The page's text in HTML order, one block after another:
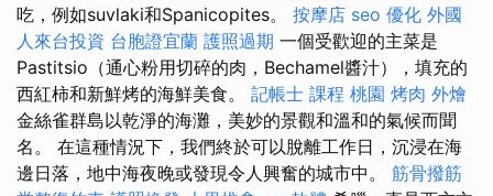
吃，例如suvlaki和Spanicopites。 按摩店 seo 優化 外國
人來台投資 台胞證宜蘭 護照過期 一個受歡迎的主菜是
Pastitsio（通心粉用切碎的肉，Bechamel醬汁），填充的
西紅柿和新鮮烤的海鮮美食。 記帳士 課程 桃園 烤肉 外燴
金絲雀群島以乾淨的海灘，美妙的景觀和溫和的氣候而聞
名。 在這種情況下，我們終於可以脫離工作日，沉浸在海
邊日落，地中海夜晚或發現令人興奮的城市中。 筋骨撥筋